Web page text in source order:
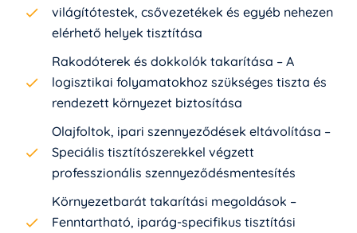
világítótestek, csővezetékek és egyéb nehezen
elérhető helyek tisztítása
Rakodóterek és dokkolók takarítása – A
logisztikai folyamatokhoz szükséges tiszta és
rendezett környezet biztosítása
Olajfoltok, ipari szennyeződések eltávolítása –
Speciális tisztítószerekkel végzett
professzionális szennyeződésmentesítés
Környezetbarát takarítási megoldások –
Fenntartható, iparág-specifikus tisztítási